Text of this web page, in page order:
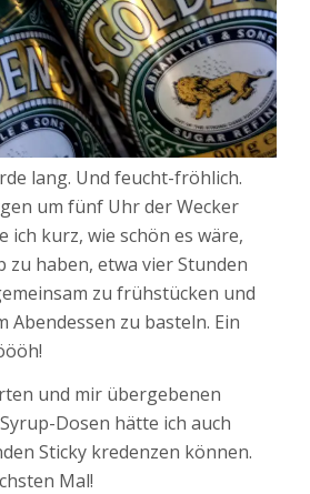
lang. Und feucht-fröhlich.
um fünf Uhr der Wecker
ich kurz, wie schön es wäre,
zu haben, etwa vier Stunden
zu frühstücken und
Abendessen zu basteln. Ein
und mir übergebenen
Dosen hätte ich auch
Sticky kredenzen können.
Mal!